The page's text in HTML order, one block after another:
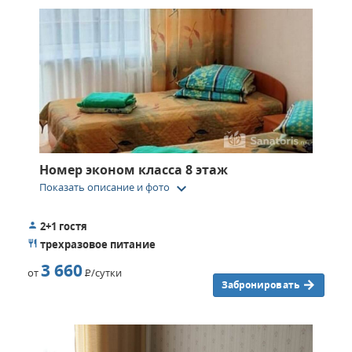
Номер эконом класса 8 этаж
Показать описание и фото keyboard_arrow_down
2+1 гостя
трехразовое питание
от3 660Р/сутки
Забронировать